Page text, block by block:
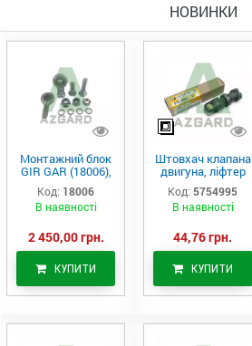
НОВИНКИ
Монтажний блок
GIR GAR (18006),
Аналог
Код: 18006
В наявності
2 450,00 грн.
КУПИТИ
Штовхач клапана
двигуна, ліфтер
(575-4995)
Код: 5754995
В наявності
44,76 грн.
КУПИТИ